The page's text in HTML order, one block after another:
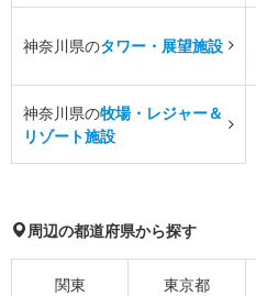
神奈川県のタワー・展望施設
神奈川県の牧場・レジャー＆
リゾート施設
周辺の都道府県から探す
関東 東京都